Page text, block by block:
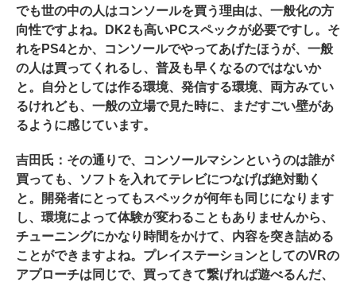
でも世の中の人はコンソールを買う理由は、一般化の方
向性ですよね。DK2も高いPCスペックが必要ですし。そ
れをPS4とか、コンソールでやってあげたほうが、一般
の人は買ってくれるし、普及も早くなるのではないか
と。自分としては作る環境、発信する環境、両方みてい
るけれども、一般の立場で見た時に、まだすごい壁があ
るように感じています。
吉田氏：その通りで、コンソールマシンというのは誰が
買っても、ソフトを入れてテレビにつなげば絶対動く
と。開発者にとってもスペックが何年も同じになります
し、環境によって体験が変わることもありませんから、
チューニングにかなり時間をかけて、内容を突き詰める
ことができますよね。プレイステーションとしてのVRの
アプローチは同じで、買ってきて繋げれば遊べるんだ、